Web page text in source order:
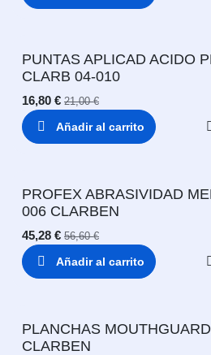
PUNTAS APLICAD ACIDO
CLARB 04-010
16,80 € 21,00€
Añadir al carrito
PROFEX ABRASIVIDAD
006 CLARBEN
45,28 € 56,60€
Añadir al carrito
PLANCHAS
CLARBEN